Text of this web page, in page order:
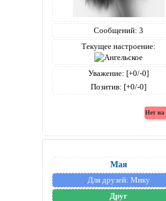
Сообщений: 3
Текущее настроение:
Уважение: [+0/-0]
Позитив: [+0/-0]
Мая
Для друзей: Мику
Друг